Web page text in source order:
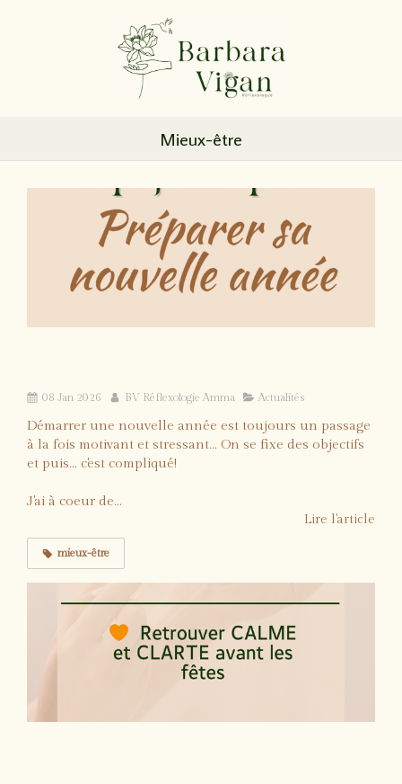
Mieux-être
08 Jan 2026 BV Réflexologie Amma Actualités
Démarrer une nouvelle année est toujours un passage
à la fois motivant et stressant... On se fixe des objectifs
et puis... c'est compliqué!
J'ai à coeur de...
Lire l'article
mieux-être